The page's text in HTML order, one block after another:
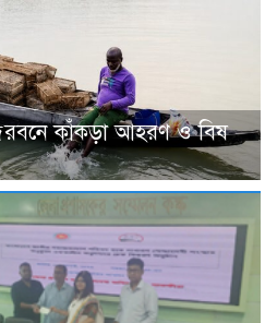
কাঁকড়া আহরণ ও বিষ